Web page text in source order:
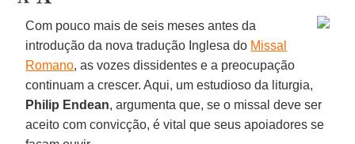
Com pouco mais de seis meses antes da
introdução da nova tradução Inglesa do Missal
Romano, as vozes dissidentes e a preocupação
continuam a crescer. Aqui, um estudioso da liturgia,
Philip Endean, argumenta que, se o missal deve ser
aceito com convicção, é vital que seus apoiadores se